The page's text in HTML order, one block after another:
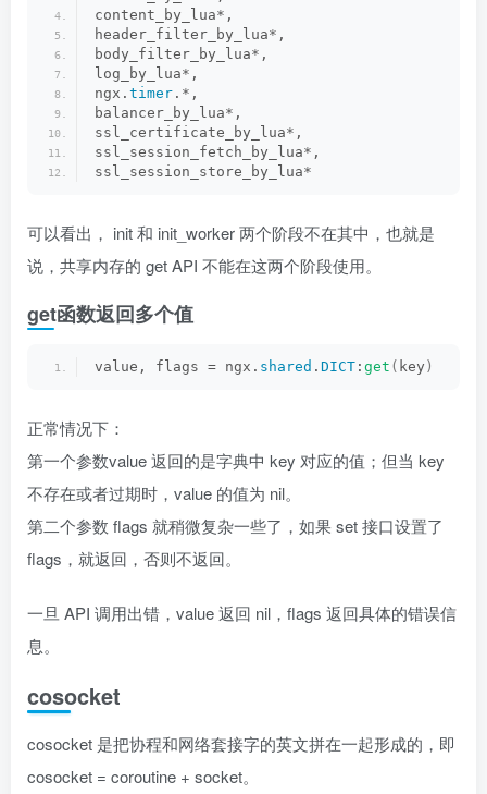
content_by_lua*,
header_filter_by_lua*,
body_filter_by_lua*,
log_by_lua*,
ngx. timer .*,
balancer_by_lua*,
ssl_certificate_by_lua*,
ssl_session_fetch_by_lua*,
ssl_session_store_by_lua*
可以看出， init 和 init_worker 两个阶段不在其中，也就是
说，共享内存的 get API 不能在这两个阶段使用。
get函数返回多个值
value, flags = ngx. shared . DICT : get ( key )
正常情况下：
第一个参数value 返回的是字典中 key 对应的值；但当 key
不存在或者过期时，value 的值为 nil。
第二个参数 flags 就稍微复杂一些了，如果 set 接口设置了
flags，就返回，否则不返回。
一旦 API 调用出错，value 返回 nil，flags 返回具体的错误信
息。
cosocket
cosocket 是把协程和网络套接字的英文拼在一起形成的，即
cosocket = coroutine + socket。